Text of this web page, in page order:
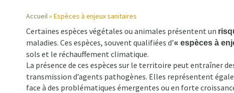
Navigation
principale
Fil
d'Ariane
Accueil Espèces à enjeux sanitaires
Certaines espèces végétales ou animales présentent un
maladies. Ces espèces, souvent qualifiées d’« espèces à
sols et le réchauffement climatique.
La présence de ces espèces sur le territoire peut entraîner
transmission d’agents pathogènes. Elles représentent
face à des problématiques émergentes ou en forte